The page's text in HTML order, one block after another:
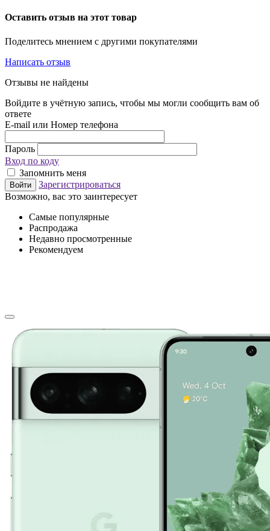
Оставить отзыв на этот товар
Поделитесь мнением с другими покупателями
Написать отзыв
Отзывы не найдены
Войдите в учётную запись, чтобы мы могли сообщить вам об
ответе
E-mail или Номер телефона
Пароль
Вход по коду
Запомнить меня
Войти
Зарегистрироваться
Возможно, вас это заинтересует
Самые популярные
Распродажа
Недавно просмотренные
Рекомендуем